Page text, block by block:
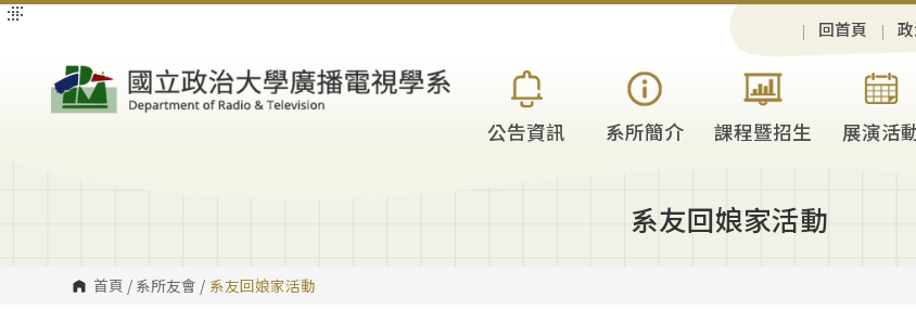
跳
:::
回首頁
公告資訊 系所簡介 課程暨招生 展演活
系友回娘家活動
首頁 / 系所友會 / 系友回娘家活動
:::